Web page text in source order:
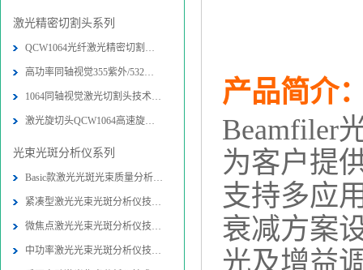
激光精密切割头系列
QCW1064光纤激光精密切割头技术参数
高功率同轴视觉355紫外/532绿光精密
1064同轴视觉激光切割头技术参数-图
激光旋切头QCW1064高速旋转精密切割
光束光斑分析仪系列
Basic款激光光斑光束质量分析仪技术
紧凑型激光光束光斑分析仪技术参数-
微焦点激光光束光斑分析仪技术参数-
中功率激光光束光斑分析仪技术参数-
产品简介
Beamfiler
为客户提
支持多应
衰减方案
光及增益